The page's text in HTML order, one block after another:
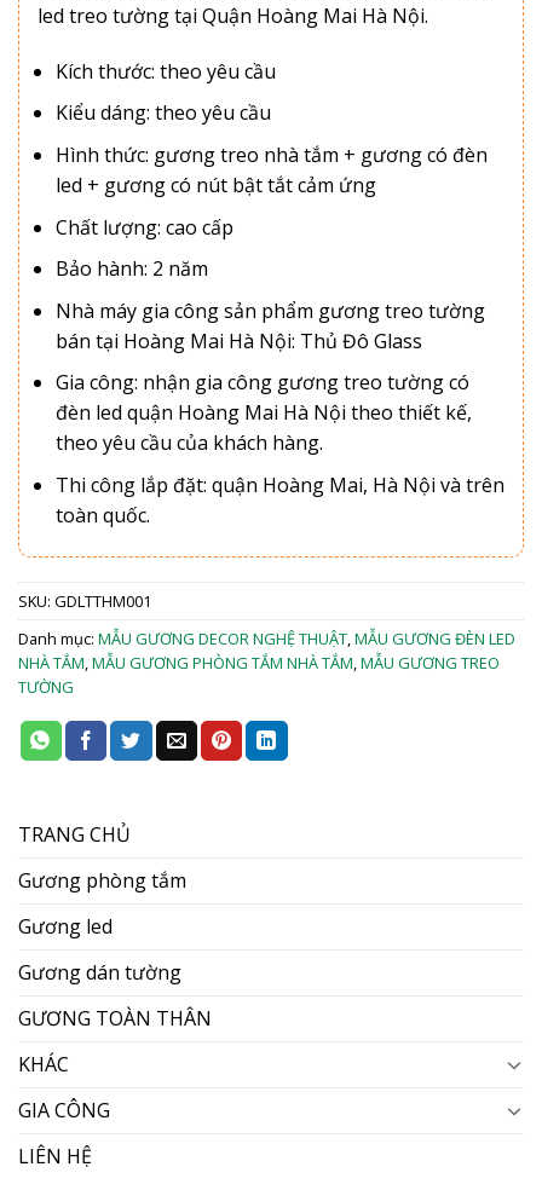
led treo tường tại Quận Hoàng Mai Hà Nội.
Kích thước: theo yêu cầu
Kiểu dáng: theo yêu cầu
Hình thức: gương treo nhà tắm + gương có đèn
led + gương có nút bật tắt cảm ứng
Chất lượng: cao cấp
Bảo hành: 2 năm
Nhà máy gia công sản phẩm gương treo tường
bán tại Hoàng Mai Hà Nội: Thủ Đô Glass
Gia công: nhận gia công gương treo tường có
đèn led quận Hoàng Mai Hà Nội theo thiết kế,
theo yêu cầu của khách hàng.
Thi công lắp đặt: quận Hoàng Mai, Hà Nội và trên
toàn quốc.
SKU: GDLTTHM001
Danh mục: MẪU GƯƠNG DECOR NGHỆ THUẬT,MẪU GƯƠNG ĐÈN LED
NHÀ TẮM,MẪU GƯƠNG PHÒNG TẮM NHÀ TẮM,MẪU GƯƠNG TREO
TƯỜNG
TRANG CHỦ
Gương phòng tắm
Gương led
Gương dán tường
GƯƠNG TOÀN THÂN
KHÁC
GIA CÔNG
LIÊN HỆ